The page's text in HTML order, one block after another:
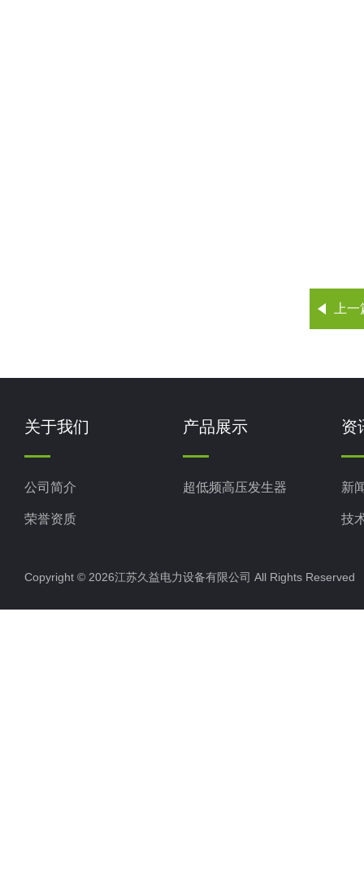
上
关于我们
公司简介
荣誉资质
产品展示
超低频高压发生器
资
新
技
Copyright © 2026江苏久益电力设备有限公司 All Rights